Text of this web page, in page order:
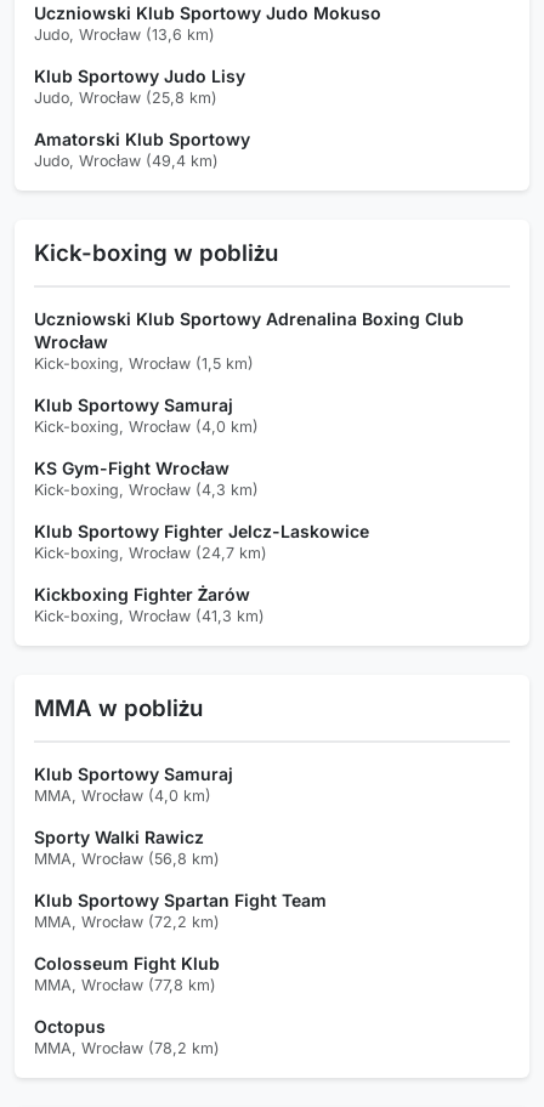
Uczniowski Klub Sportowy Judo Mokuso
Judo, Wrocław (13,6 km)
Klub Sportowy Judo Lisy
Judo, Wrocław (25,8 km)
Amatorski Klub Sportowy
Judo, Wrocław (49,4 km)
Kick-boxing w pobliżu
Uczniowski Klub Sportowy Adrenalina Boxing Club
Wrocław
Kick-boxing, Wrocław (1,5 km)
Klub Sportowy Samuraj
Kick-boxing, Wrocław (4,0 km)
KS Gym-Fight Wrocław
Kick-boxing, Wrocław (4,3 km)
Klub Sportowy Fighter Jelcz-Laskowice
Kick-boxing, Wrocław (24,7 km)
Kickboxing Fighter Żarów
Kick-boxing, Wrocław (41,3 km)
MMA w pobliżu
Klub Sportowy Samuraj
MMA, Wrocław (4,0 km)
Sporty Walki Rawicz
MMA, Wrocław (56,8 km)
Klub Sportowy Spartan Fight Team
MMA, Wrocław (72,2 km)
Colosseum Fight Klub
MMA, Wrocław (77,8 km)
Octopus
MMA, Wrocław (78,2 km)